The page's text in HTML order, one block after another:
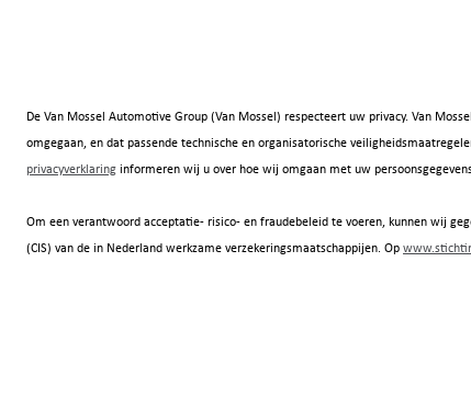
De Van Mossel Automotive Group (Van Mossel) respecteert uw privacy. Van
omgegaan, en dat passende technische en organisatorische
privacyverklaringinformeren wij u over hoe wij omgaan met uw
Om een verantwoord acceptatie- risico- en fraudebeleid te voeren, kunnen wij
(CIS) van de in Nederland werkzame verzekeringsmaatschappijen. Op